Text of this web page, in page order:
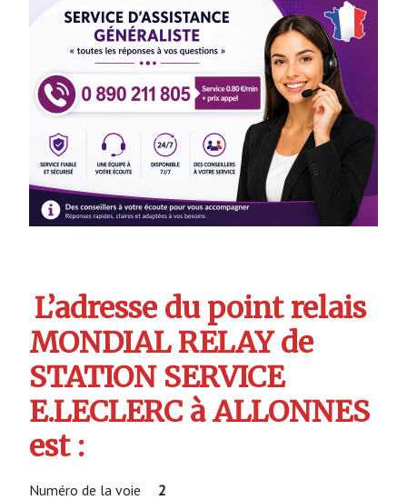
L’adresse du point relais
MONDIAL RELAY de
STATION SERVICE
E.LECLERC à ALLONNES
est :
Numéro de la voie 2